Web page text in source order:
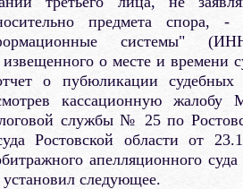
предмета спора, -
системы"
о месте и времени
о пубюликации
кассационную жалобу
службы № 25 по
Ростовской области от
апелляционного
следующее.